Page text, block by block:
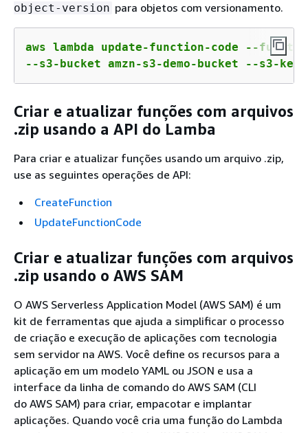
object-version para objetos com versionamento.
aws lambda update-function-code --
--s3-bucket amzn-s3-demo-bucket --s3-
Criar e atualizar funções com arquivos
.zip usando a API do Lamba
Para criar e atualizar funções usando um arquivo .zip,
use as seguintes operações de API:
CreateFunction
UpdateFunctionCode
Criar e atualizar funções com arquivos
.zip usando o AWS SAM
O AWS Serverless Application Model (AWS SAM) é um
kit de ferramentas que ajuda a simplificar o processo
de criação e execução de aplicações com tecnologia
sem servidor na AWS. Você define os recursos para a
aplicação em um modelo YAML ou JSON e usa a
interface da linha de comando do AWS SAM (CLI
do AWS SAM) para criar, empacotar e implantar
aplicações. Quando você cria uma função do Lambda